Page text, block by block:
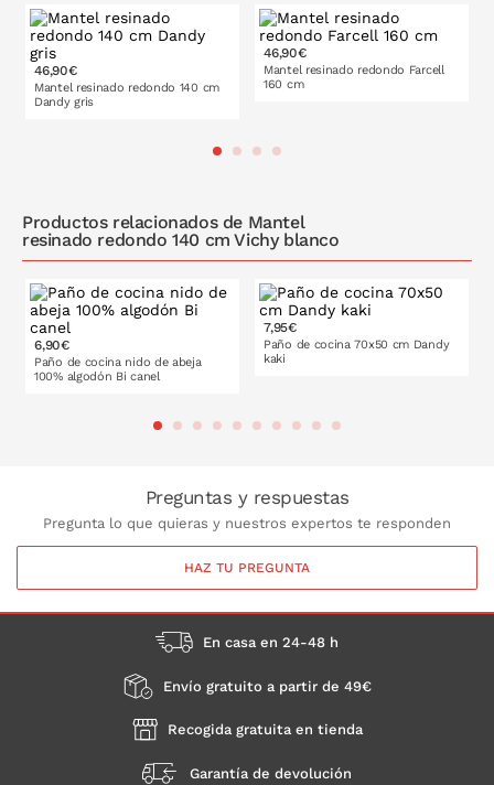
46,90€
Mantel resinado redondo 140 cm
Dandy gris
46,90€
Mantel resinado redondo Farcell
160 cm
Productos relacionados de Mantel
resinado redondo 140 cm Vichy blanco
6,90€
Paño de cocina nido de abeja
100% algodón Bi canel
7,95€
Paño de cocina 70x50 cm Dandy
kaki
Preguntas y respuestas
Pregunta lo que quieras y nuestros expertos te responden
HAZ TU PREGUNTA
En casa en 24-48 h
Envío gratuito a partir de 49€
Recogida gratuita en tienda
Garantía de devolución